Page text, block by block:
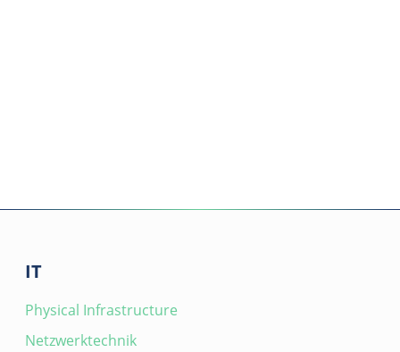
IT
Physical Infrastructure
Netzwerktechnik